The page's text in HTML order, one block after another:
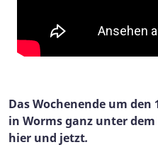
Das Wochenende um den
in Worms ganz unter
hier und jetzt.